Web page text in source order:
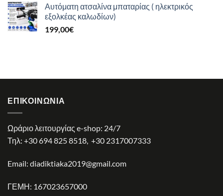
was:
64,90€.
τιμή
είναι:
Αυτόματη ατσαλίνα μπαταρίας ( ηλεκτρικός
εξολκέας καλωδίων)
199,00€
ΕΠΙΚΟΙΝΩΝΊΑ
Ωράριο λειτουργίας e-shop: 24/7
Τηλ: +30 694 825 8518, +30 2317007333
Email: diadiktiaka2019@gmail.com
ΓΕΜΗ: 167023657000